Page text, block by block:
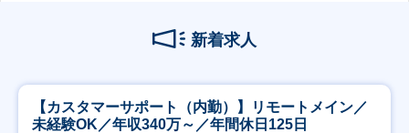
新着求人
【カスタマーサポート（内勤）】リモートメイン／
未経験OK／年収340万～／年間休日125日